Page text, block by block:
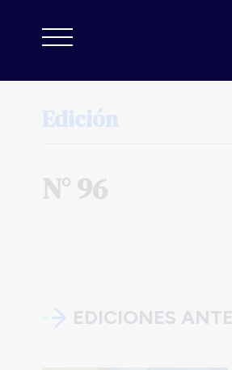
Edición
N°96
EDICIONES